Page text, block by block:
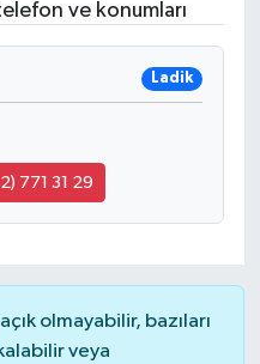
ve konumları
Ladik
771 31 29
olmayabilir, bazıları
veya